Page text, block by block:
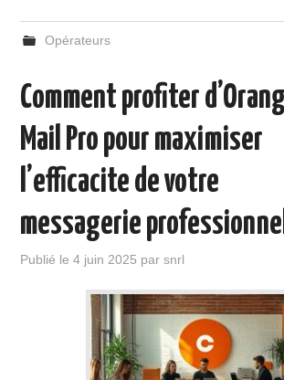
Opérateurs
Comment profiter
Mail Pro pour maximiser
l’efficacite de votre
messagerie
Publié le4 juin 2025 parsnrl